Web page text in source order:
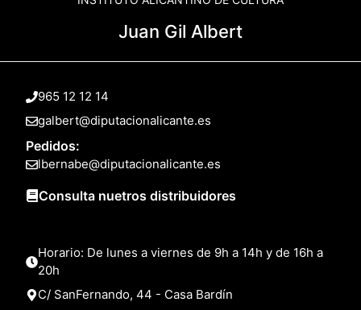
Juan Gil Albert
965 12 12 14
galbert@diputacionalicante.es
Pedidos:
lbernabe@diputacionalicante.es
Consulta nuetros distribuidores
Horario: De lunes a viernes de 9h a 14h y de 16h a
20h
C/ SanFernando, 44 - Casa Bardín